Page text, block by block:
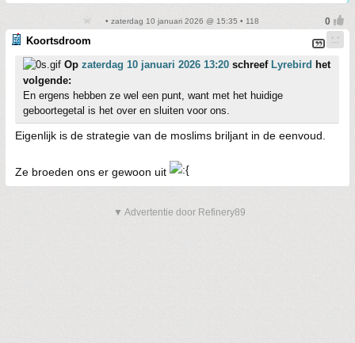
• zaterdag 10 januari 2026 @ 15:35 • 118
Koortsdroom
Op zaterdag 10 januari 2026 13:20 schreef Lyrebird het
volgende:
En ergens hebben ze wel een punt, want met het huidige
geboortegetal is het over en sluiten voor ons.
Eigenlijk is de strategie van de moslims briljant in de eenvoud.
Ze broeden ons er gewoon uit
▼ Advertentie door Refinery89